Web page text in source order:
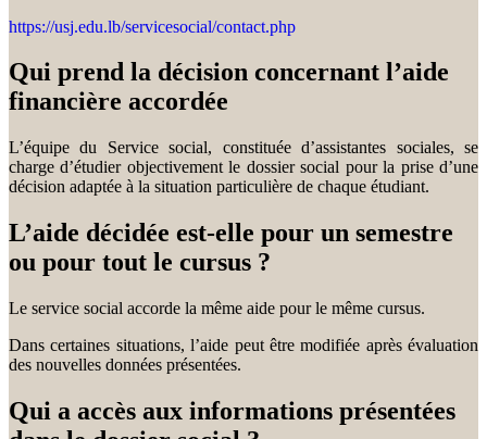
https://usj.edu.lb/servicesocial/contact.php
Qui prend la décision concernant l’aide
financière accordée
L’équipe du Service social, constituée d’assistantes sociales, se
charge d’étudier objectivement le dossier social pour la prise d’une
décision adaptée à la situation particulière de chaque étudiant.
L’aide décidée est-elle pour un semestre
ou pour tout le cursus ?
Le service social accorde la même aide pour le même cursus.
Dans certaines situations, l’aide peut être modifiée après évaluation
des nouvelles données présentées.
Qui a accès aux informations présentées